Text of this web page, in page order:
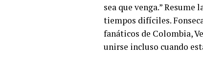
sea que venga.”
tiempos difíciles.
fanáticos de Colombia,
unirse incluso cuando